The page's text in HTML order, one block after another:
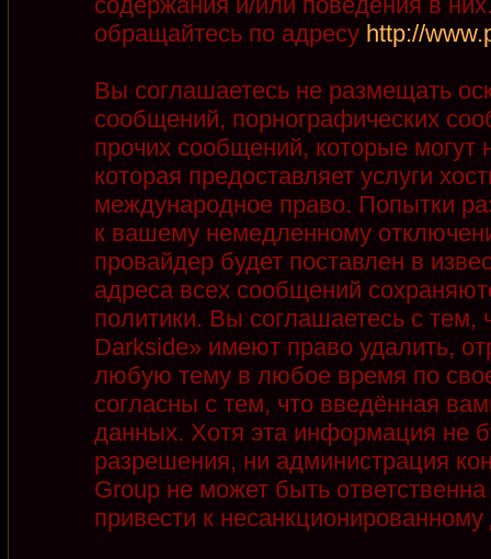
обращайтесь по адресу http://
Вы соглашаетесь не размещать
сообщений, порнографических
прочих сообщений, которые
которая предоставляет услуги
международное право. Попытки
к вашему немедленному
провайдер будет поставлен в
адреса всех сообщений
политики. Вы соглашаетесь с
Darkside» имеют право удалить,
любую тему в любое время по
согласны с тем, что введённая
данных. Хотя эта информация не
разрешения, ни администрация
Group не может быть
привести к несанкционированному